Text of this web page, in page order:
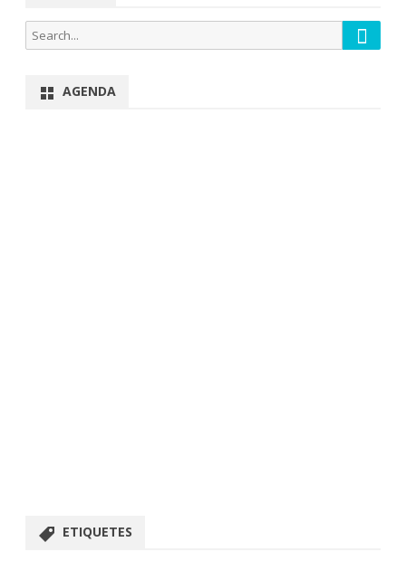
Search
for:
Search
AGENDA
ETIQUETES